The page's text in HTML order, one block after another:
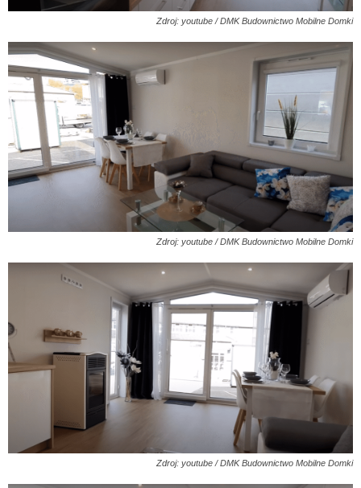
Zdroj: youtube / DMK Budownictwo Mobilne Domki
Zdroj: youtube / DMK Budownictwo Mobilne Domki
Zdroj: youtube / DMK Budownictwo Mobilne Domki